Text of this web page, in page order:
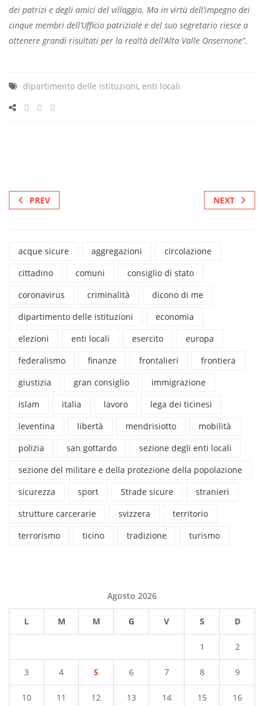
dei patrizi e degli amici del villaggio. Ma in virtù dell’impegno dei
cinque membri dell’Ufficio patriziale e del suo segretario riesce a
ottenere grandi risultati per la realtà dell’Alta Valle Onsernone”.
dipartimento delle istituzioni, enti locali
PREV NEXT
acque sicure aggregazioni
circolazione
cittadino
comuni
consiglio di stato
coronavirus
criminalità
dicono di me
dipartimento delle istituzioni
economia
elezioni
enti locali esercito
europa
federalismo
finanze frontalieri
frontiera
giustizia
gran consiglio
immigrazione
islam
italia lavoro
lega dei ticinesi
leventina
libertà mendrisiotto
mobilità
polizia
san gottardo
sezione degli enti locali
sezione del militare e della protezione della popolazione
sicurezza
sport Strade sicure
stranieri
strutture carcerarie
svizzera
territorio
terrorismo
ticino tradizione turismo
Agosto 2026
L M M G V S D
1 2
3 4 5 6 7 8 9
10 11 12 13 14 15 16